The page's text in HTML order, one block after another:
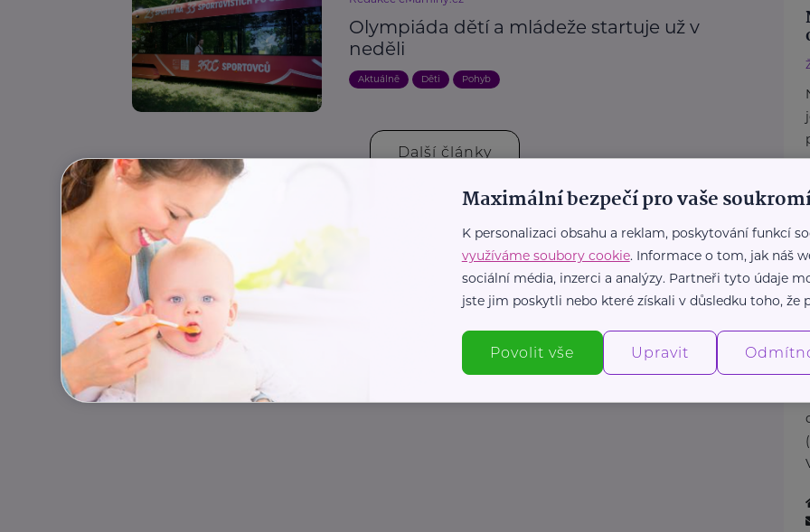
Olympiáda dětí a mládeže startuje už v
neděli
Aktuálně Děti Pohyb
Další články
Maximální bezpečí pro vaše
K personalizaci obsahu a reklam, poskytování funkcí
využíváme soubory cookie. Informace o tom, jak náš
sociální média, inzerci a analýzy. Partneři tyto údaje
jste jim poskytli nebo které získali v důsledku toho, že
Povolit vše Upravit